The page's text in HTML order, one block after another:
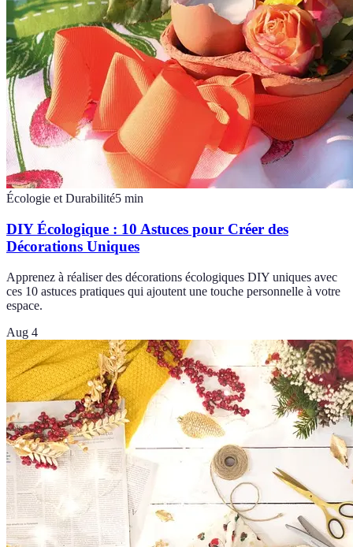
Écologie et Durabilité5 min
DIY Écologique : 10 Astuces pour Créer des
Décorations Uniques
Apprenez à réaliser des décorations écologiques DIY uniques avec
ces 10 astuces pratiques qui ajoutent une touche personnelle à votre
espace.
Aug 4